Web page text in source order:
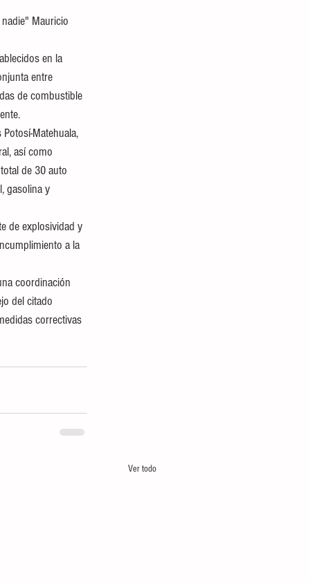
Mauricio
en la
entre
de combustible
Matehuala,
así como
de 30 auto
gasolina y
de explosividad y
a la
coordinación
del citado
correctivas
Ver todo